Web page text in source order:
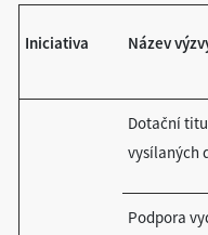
Iniciativa Název
Dotační
vysílaných
Podpora